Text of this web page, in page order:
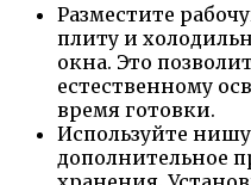
Разместите
плиту и
окна. Это
естественному
время готовки.
Используйте
дополнительное